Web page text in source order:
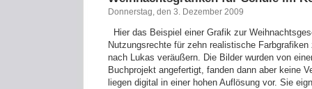
Donnerstag, den 3. Dezember 2009
Hier das Beispiel einer Grafik zur
Nutzungsrechte für zehn realistische
nach Lukas veräußern. Die Bilder wurden von
Buchprojekt angefertigt, fanden dann aber keine
liegen digital in einer hohen Auflösung vor. Sie